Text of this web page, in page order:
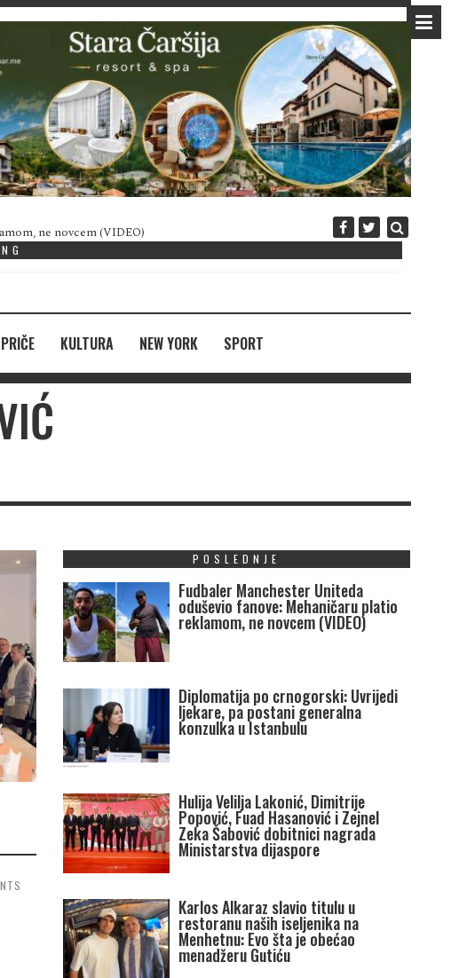
ne novcem (VIDEO) Diplomatija po
KULTURA NEW YORK SPORT
POSLEDNJE
Fudbaler Manchester Uniteda
oduševio fanove: Mehaničaru platio
reklamom, ne novcem (VIDEO)
Diplomatija po crnogorski: Uvrijedi
ljekare, pa postani generalna
konzulka u Istanbulu
Hulija Velilja Lakonić, Dimitrije
Popović, Fuad Hasanović i Zejnel
Zeka Šabović dobitnici nagrada
Ministarstva dijaspore
Karlos Alkaraz slavio titulu u
restoranu naših iseljenika na
Menhetnu: Evo šta je obećao
menadžeru Gutiću